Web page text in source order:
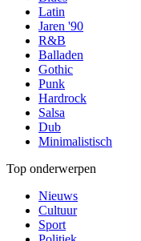
Latin
Jaren '90
R&B
Balladen
Gothic
Punk
Hardrock
Salsa
Dub
Minimalistisch
Top onderwerpen
Nieuws
Cultuur
Sport